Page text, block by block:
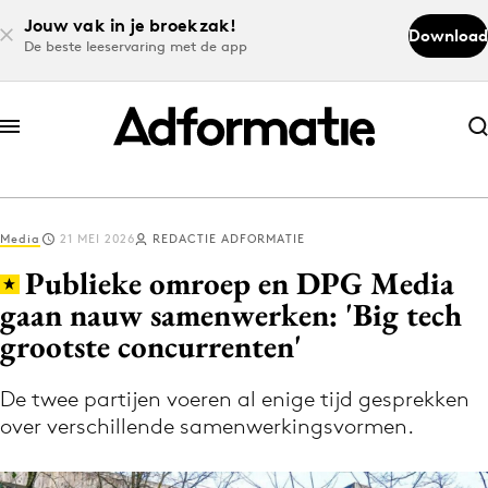
Jouw vak in je broekzak!
De beste leeservaring met de app
Download
Abonneer nu
Abonneer nu
Log in
Download de app
Volg het laatste nieuws via de Adformatie
Nieuws app
Media 21 MEI 2026 REDACTIE ADFORMATIE
Publieke omroep en DPG Media
gaan nauw samenwerken: 'Big tech
grootste concurrenten'
De twee partijen voeren al enige tijd gesprekken
over verschillende samenwerkingsvormen.